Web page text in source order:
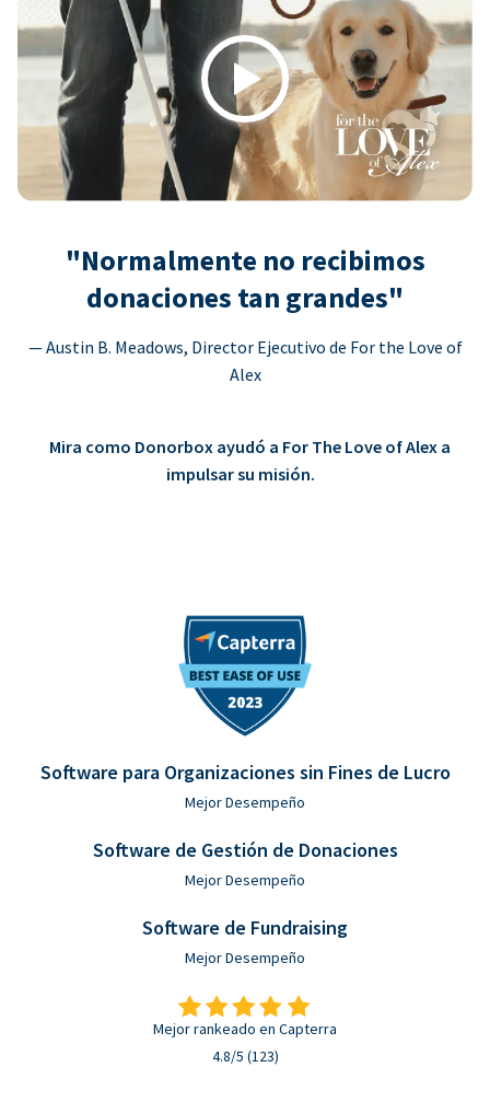
Play
"Normalmente no recibimos
donaciones tan grandes"
— Austin B. Meadows, Director Ejecutivo de For the Love of
Alex
Mira como Donorbox ayudó a For The Love of Alex a
impulsar su misión.
Software para Organizaciones sin Fines de Lucro
Mejor Desempeño
Software de Gestión de Donaciones
Mejor Desempeño
Software de Fundraising
Mejor Desempeño
Mejor rankeado en Capterra
4.8/5 (123)